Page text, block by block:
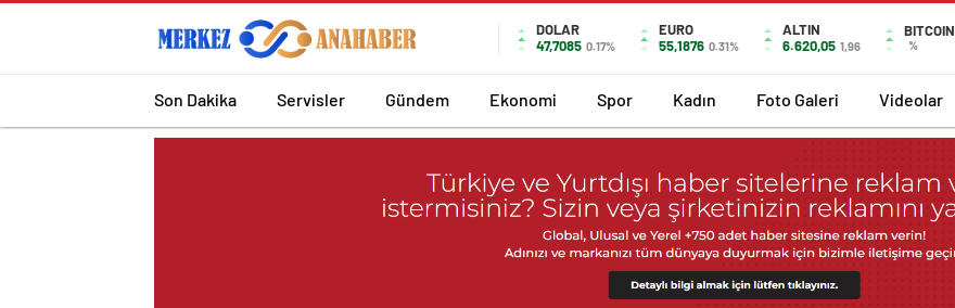
DOLAR
47,7085 0.17%
EURO
55,1876 0.31%
ALTIN
6.620,05 1,96
BITCOIN
%
Son Dakika Servisler Gündem Ekonomi Spor Kadın Foto Galeri Videolar